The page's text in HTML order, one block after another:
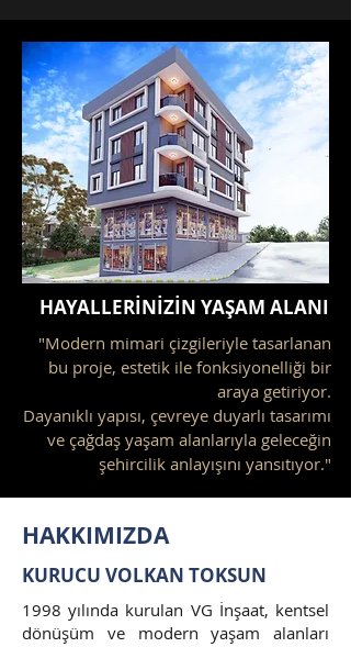
HAYALLERİNİZİN YAŞAM ALANI
"Modern mimari çizgileriyle tasarlanan
bu proje, estetik ile fonksiyonelliği bir
araya getiriyor.
Dayanıklı yapısı, çevreye duyarlı tasarımı
ve çağdaş yaşam alanlarıyla geleceğin
şehircilik anlayışını yansıtıyor."
HAKKIMIZDA
KURUCU VOLKAN TOKSUN
1998 yılında kurulan VG İnşaat, kentsel
dönüşüm ve modern yaşam alanları